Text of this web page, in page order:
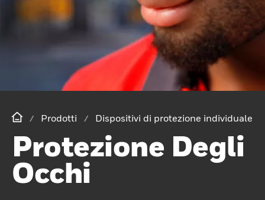
Prodotti Dispositivi di protezione individuale
Protezione Degli
Occhi